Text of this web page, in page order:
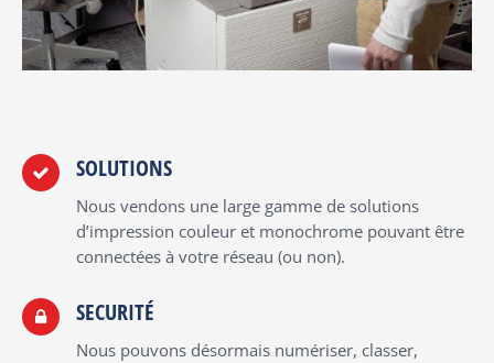
SOLUTIONS
Nous vendons une large gamme de solutions
d’impression couleur et monochrome pouvant être
connectées à votre réseau (ou non).
SECURITÉ
Nous pouvons désormais numériser, classer,